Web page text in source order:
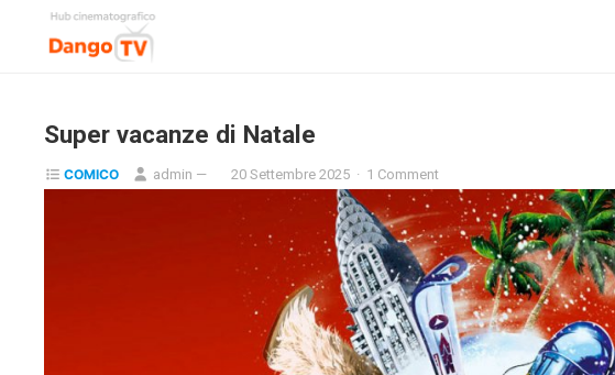
Super vacanze di Natale
COMICO admin — 20 Settembre 2025 · 1 Comment